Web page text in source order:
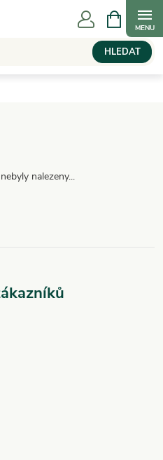
HLEDAT
NÁKUPNÍ
KOŠÍK
nebyly nalezeny...